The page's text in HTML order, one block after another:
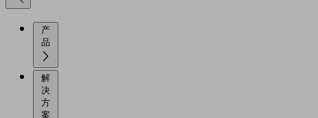
产
解
决
方